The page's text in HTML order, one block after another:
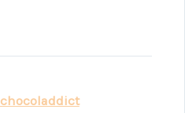
chocoladdict